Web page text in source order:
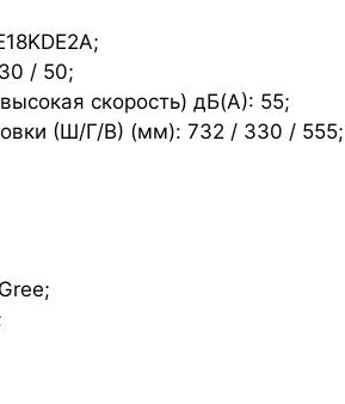
/ 50;
скорость) дБ(А): 55;
(Ш/Г/В) (мм): 732 / 330 / 555;